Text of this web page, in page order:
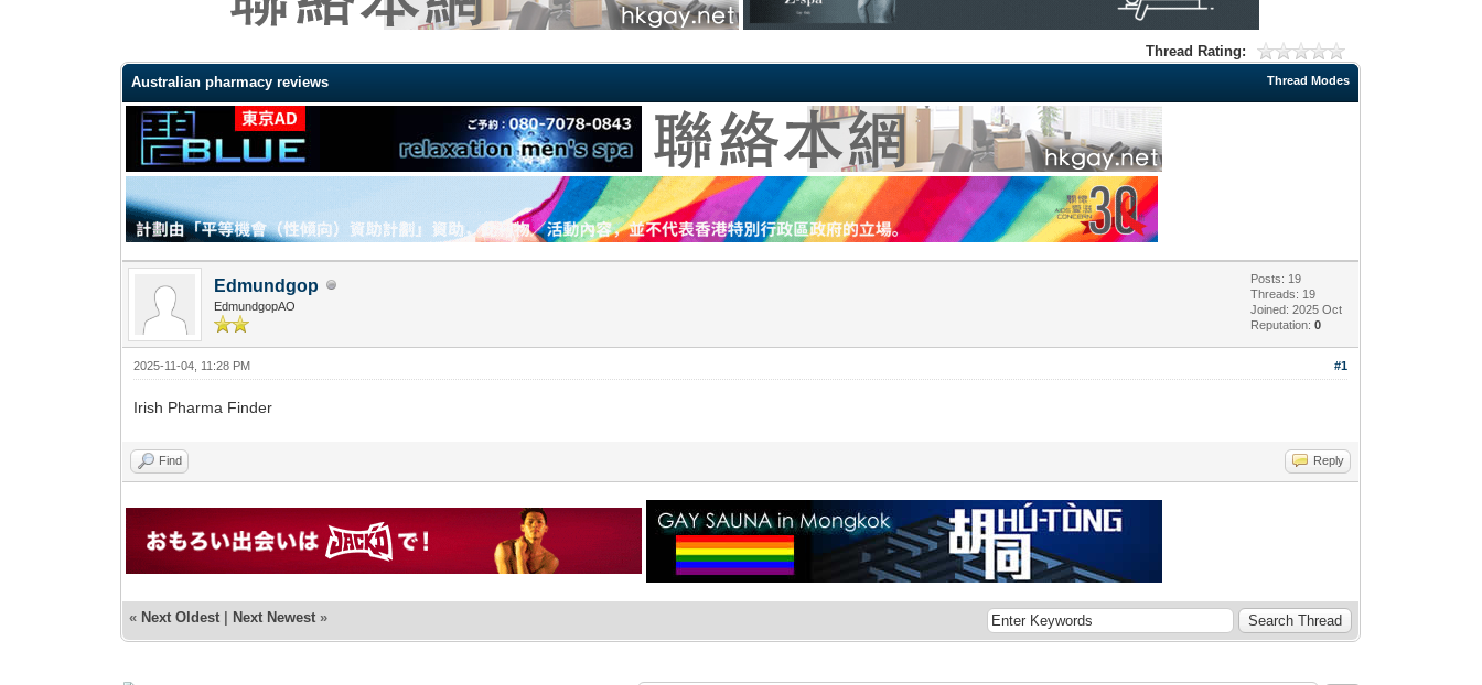
Thread Rating:
Thread Modes
Australian pharmacy reviews
Edmundgop
EdmundgopAO
Posts: 19
Threads: 19
Joined: 2025 Oct
Reputation:0
#1
2025-11-04, 11:28 PM
Irish Pharma Finder
Find Reply
« Next Oldest | Next Newest »